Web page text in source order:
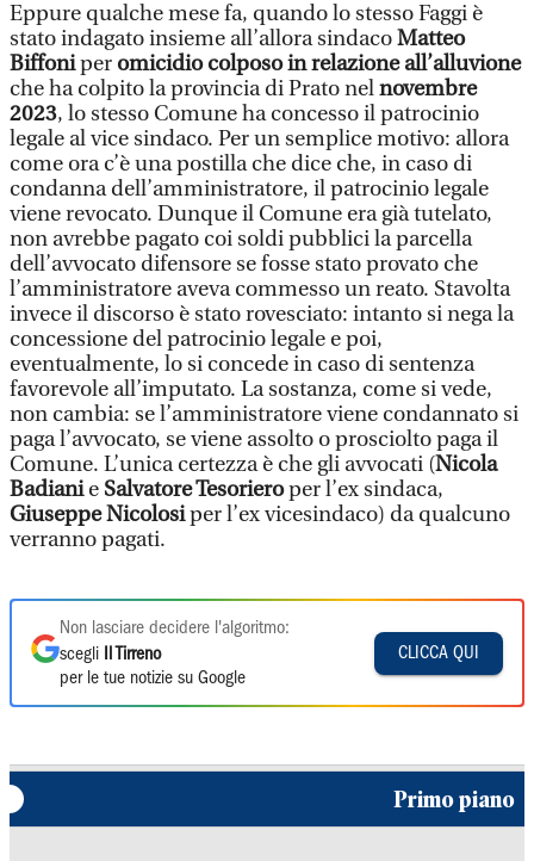
Eppure qualche mese fa, quando lo stesso Faggi è
stato indagato insieme all’allora sindacoMatteo
Biffoniper omicidio colposo in relazione all’alluvione
che ha colpito la provincia di Prato nelnovembre
2023, lo stesso Comune ha concesso il patrocinio
legale al vice sindaco. Per un semplice motivo: allora
come ora c’è una postilla che dice che, in caso di
condanna dell’amministratore, il patrocinio legale
viene revocato. Dunque il Comune era già tutelato,
non avrebbe pagato coi soldi pubblici la parcella
dell’avvocato difensore se fosse stato provato che
l’amministratore aveva commesso un reato. Stavolta
invece il discorso è stato rovesciato: intanto si nega la
concessione del patrocinio legale e poi,
eventualmente, lo si concede in caso di sentenza
favorevole all’imputato. La sostanza, come si vede,
non cambia: se l’amministratore viene condannato si
paga l’avvocato, se viene assolto o prosciolto paga il
Comune. L’unica certezza è che gli avvocati (Nicola
Badianie Salvatore Tesorieroper l’ex sindaca,
Giuseppe Nicolosiper l’ex vicesindaco) da qualcuno
verranno pagati.
Non lasciare decidere l'algoritmo:
scegli
Il Tirreno
per le tue notizie su Google
CLICCA QUI
Primo piano